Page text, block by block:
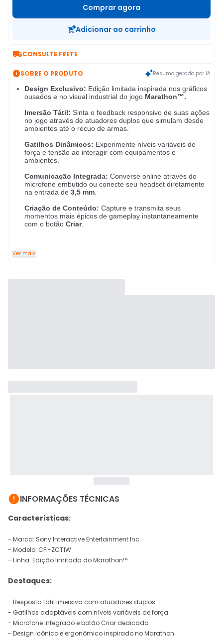
Comprar agora
Adicionar ao carrinho
CONSULTE FRETE
SOBRE O PRODUTO Resumo gerado por IA
Design Exclusivo: Edição limitada inspirada nos gráficos
ousados e no visual industrial do jogo Marathon™.
Imersão Tátil: Sinta o feedback responsivo de suas ações
no jogo através de atuadores duplos que simulam desde
ambientes até o recuo de armas
Gatilhos Dinâmicos: Experimente níveis variáveis de
força e tensão ao interagir com equipamentos e
ambientes.
Comunicação Integrada: Converse online através do
microfone embutido ou conecte seu headset diretamente
na entrada de 3,5 mm
Criação de Conteúdo: Capture e transmita seus
momentos mais épicos de gameplay instantaneamente
com o botão Criar.
Ver mais
INFORMAÇÕES TÉCNICAS
Características:
- Marca: Sony Interactive Entertainment Inc.
- Modelo: CFI-ZCT1W
- Linha: Edição limitada do Marathon™
Destaques:
- Resposta tátil imersiva com atuadores duplos
- Gatilhos adaptáveis com níveis variáveis de força
- Microfone integrado e botão Criar dedicado
- Design icônico e ergonômico inspirado no Marathon